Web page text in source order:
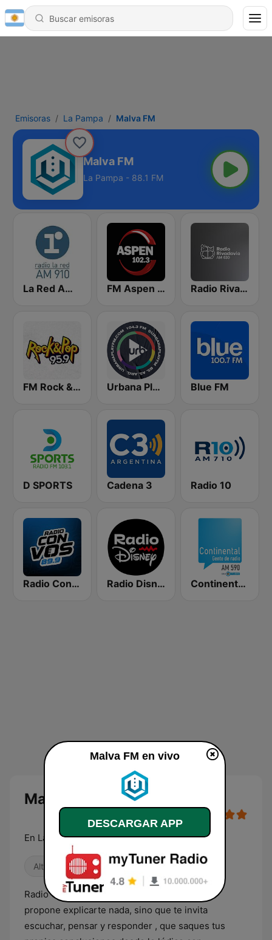
Emisoras La Pampa Malva FM
Malva FM
La Pampa - 88.1 FM
La Red AM 910 FM Aspen 102.3 Radio Rivadavia 630 AM
FM Rock & Pop Urbana Play 104.3 FM Blue FM
D SPORTS Cadena 3 Radio 10
Radio Con Vos 89.9 Radio Disney Latinoamérica Continental 590 AM
Malva FM en vivo
En La Pampa no hay silencio
Alternativa / Indie Internacional
Radio Online que adora la música, que no se
propone explicarte nada, sino que te invita
escuchar, pensar y responder , que saques tus
Malva FM en vivo
DESCARGAR APP